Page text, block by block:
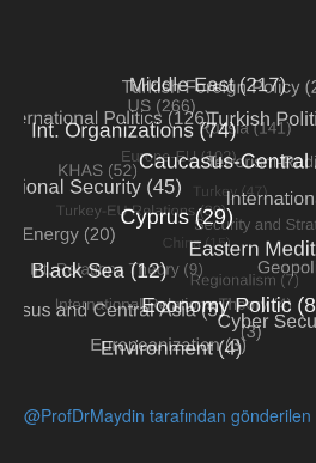
@ProfDrMaydin tarafından